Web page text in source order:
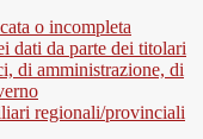
o incompleta
dati da parte dei titolari
di amministrazione, di
regionali/provinciali